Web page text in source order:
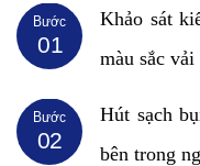
01
Bước
Khảo sát
màu sắc vải
02
Bước
Hút sạch
bên trong